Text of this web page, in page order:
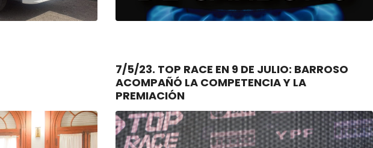
7/5/23. TOP RACE EN 9 DE JULIO: BARROSO
ACOMPAÑÓ LA COMPETENCIA Y LA
PREMIACIÓN